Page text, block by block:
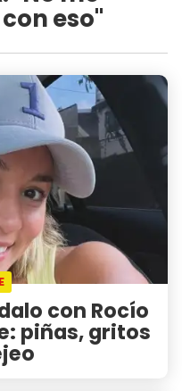
eso"
con Rocío
piñas, gritos